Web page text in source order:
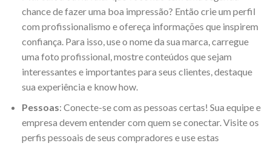
chance de fazer uma boa impressão? Então crie um perfil
com profissionalismo e ofereça informações que inspirem
confiança. Para isso, use o nome da sua marca, carregue
uma foto profissional, mostre conteúdos que sejam
interessantes e importantes para seus clientes, destaque
sua experiência e know how.
Pessoas: Conecte-se com as pessoas certas! Sua equipe e
empresa devem entender com quem se conectar. Visite os
perfis pessoais de seus compradores e use estas